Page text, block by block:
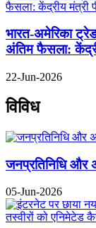
भारत-अमेरिका
अंतिम फैसला:
22-Jun-2026
विविध
जनप्रतिनिधि और
05-Jun-2026